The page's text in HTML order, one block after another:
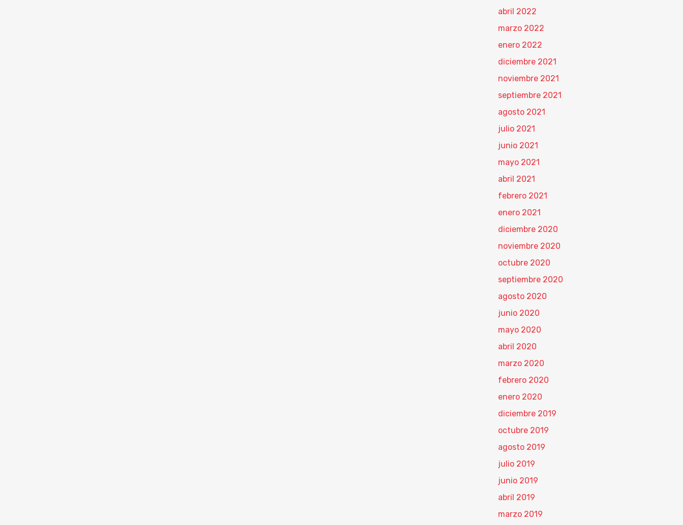
abril 2022
marzo 2022
enero 2022
diciembre 2021
noviembre 2021
septiembre 2021
agosto 2021
julio 2021
junio 2021
mayo 2021
abril 2021
febrero 2021
enero 2021
diciembre 2020
noviembre 2020
octubre 2020
septiembre 2020
agosto 2020
junio 2020
mayo 2020
abril 2020
marzo 2020
febrero 2020
enero 2020
diciembre 2019
octubre 2019
agosto 2019
julio 2019
junio 2019
abril 2019
marzo 2019